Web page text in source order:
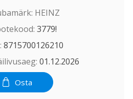
HEINZ
3779!
8715700126210
01.12.2026
Osta